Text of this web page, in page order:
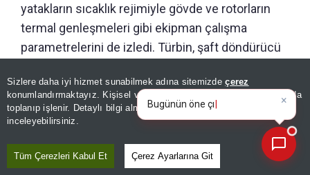
Sizlere daha iyi hizmet sunabilmek adına sitemizdeçerez
konumlandırmaktayız. Kişisel verileriniz, KVKK ve GDPR kapsamında
toplanıp işlenir. Detaylı bilgi almak içinAydınlatma Metnimizi
inceleyebilirsiniz.
Tüm Çerezleri Kabul Et Çerez Ayarlarına Git
yatakların sıcaklık rejimiyle gövde ve rotorların
termal genleşmeleri gibi ekipman çalışma
parametrelerini de izledi. Türbin, şaft döndürücü
kanatlarının tasarım gerekliliklerine uygun şekilde
çalıştığını doğruladı.
×
Bugünün öne çıkan manşetleri
ve gelişmeleri neler?